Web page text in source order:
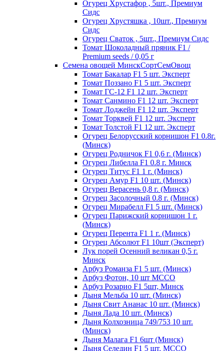
Огурец Хрустафор , 5шт., Премиум
Сидс
Огурец Хрустяшка , 10шт., Премиум
Сидс
Огурец Сваток , 5шт., Премиум Сидс
Томат Шоколадный пряник F1 /
Premium seeds / 0,05 г
Семена овощей МинскСортСемОвощ
Томат Бакалар F1 5 шт. Эксперт
Томат Поззано F1 5 шт. Эксперт
Томат ГС-12 F1 12 шт. Эксперт
Томат Санмино F1 12 шт. Эксперт
Томат Лоджейн F1 12 шт. Эксперт
Томат Торквей F1 12 шт. Эксперт
Томат Толстой F1 12 шт. Эксперт
Огурец Белорусский корнишон F1 0.8г.
(Минск)
Огурец Родничок F1 0,6 г. (Минск)
Огурец Либелла F1 0.8 г. Минск
Огурец Титус F1 1 г. (Минск)
Огурец Амур F1 10 шт. (Минск)
Огурец Верасень 0,8 г. (Минск)
Огурец Засолочный 0.8 г. (Минск)
Огурец Мирабелл F1 5 шт. (Минск)
Огурец Парижский корнишон 1 г.
(Минск)
Огурец Перента F1 1 г. (Минск)
Огурец Абсолют F1 10шт (Эксперт)
Лук порей Осенний великан 0,5 г.
Минск
Арбуз Романза F1 5 шт. (Минск)
Арбуз Фотон, 10 шт МССО
Арбуз Розарио F1 5шт, Минск
Дыня Мельба 10 шт. (Минск)
Дыня Свит Ананас 10 шт. (Минск)
Дыня Лада 10 шт. (Минск)
Дыня Колхозница 749/753 10 шт.
(Минск)
Дыня Малага F1 6шт (Минск)
Дыня Селедин F1 5 шт. МССО